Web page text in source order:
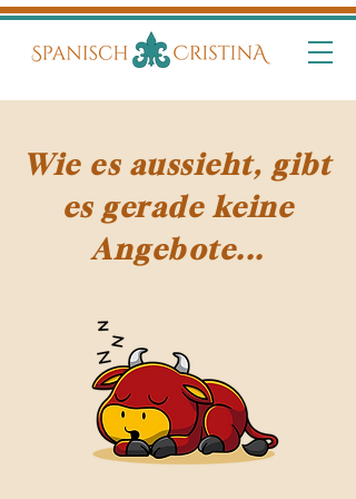
Wie es aussieht, gibt
es gerade keine
Angebote...